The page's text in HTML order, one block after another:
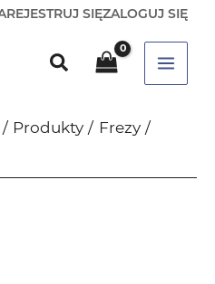
SIĘZALOGUJ SIĘ
Produkty
Frezy